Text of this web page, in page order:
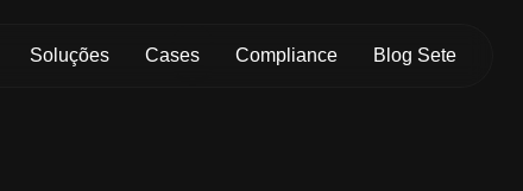
Soluções Cases Compliance Blog Sete